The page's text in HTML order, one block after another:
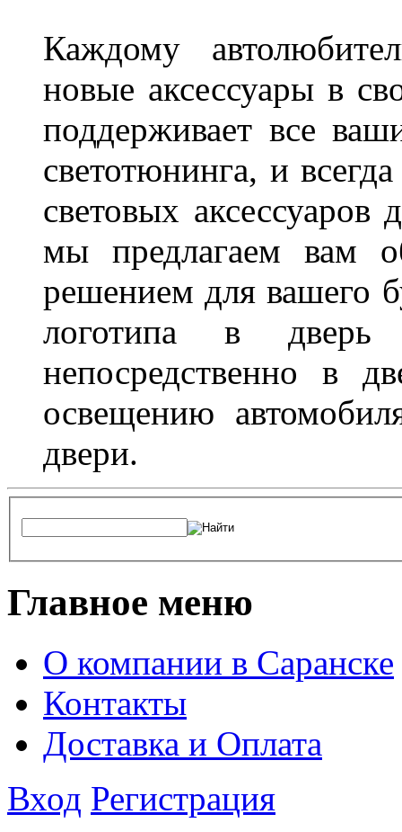
Каждому
новые аксессуары в
поддерживает все
светотюнинга, и
световых
мы предлагаем вам
решением для вашего
логотипа в дверь
непосредственно в
освещению
двери.
Главное меню
О компании в Саранске
Контакты
Доставка и Оплата
Вход Регистрация